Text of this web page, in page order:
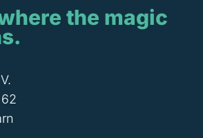
the magic